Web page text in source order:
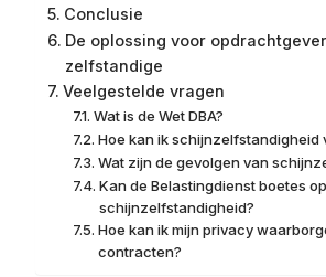
Conclusie
De oplossing voor
zelfstandige
Veelgestelde vragen
Wat is de Wet DBA?
Hoe kan ik schijnzelfstandigheid
Wat zijn de gevolgen van
Kan de Belastingdienst boetes
schijnzelfstandigheid?
Hoe kan ik mijn privacy
contracten?